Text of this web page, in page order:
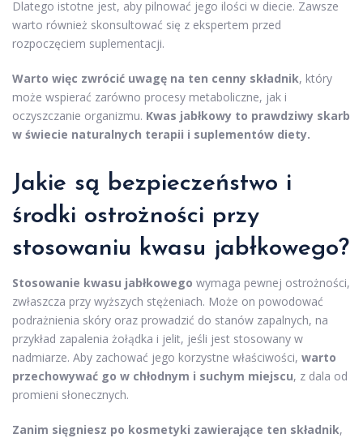
Dlatego istotne jest, aby pilnować jego ilości w diecie. Zawsze
warto również skonsultować się z ekspertem przed
rozpoczęciem suplementacji.
Warto więc zwrócić uwagę na ten cenny składnik, który
może wspierać zarówno procesy metaboliczne, jak i
oczyszczanie organizmu. Kwas jabłkowy to prawdziwy skarb
w świecie naturalnych terapii i suplementów diety.
Jakie są bezpieczeństwo i
środki ostrożności przy
stosowaniu kwasu jabłkowego?
Stosowanie kwasu jabłkowego wymaga pewnej ostrożności,
zwłaszcza przy wyższych stężeniach. Może on powodować
podrażnienia skóry oraz prowadzić do stanów zapalnych, na
przykład zapalenia żołądka i jelit, jeśli jest stosowany w
nadmiarze. Aby zachować jego korzystne właściwości, warto
przechowywać go w chłodnym i suchym miejscu, z dala od
promieni słonecznych.
Zanim sięgniesz po kosmetyki zawierające ten składnik,